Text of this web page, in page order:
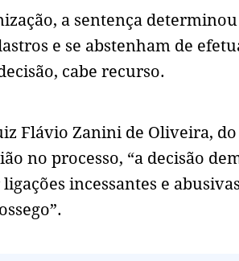
a sentença
e se abstenham de
cabe recurso.
Flávio Zanini de Oliveira,
no processo, “a decisão
incessantes e